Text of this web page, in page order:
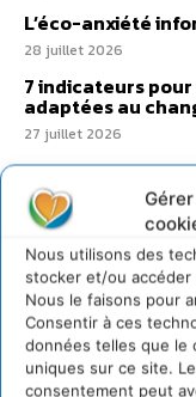
Nous utilisons des
stocker et/ou accéder
Nous le faisons pour
Consentir à ces
données telles que le
uniques sur ce site.
consentement peut
L’éco-anxiété
28 juillet 2026
7 indicateurs
adaptées au
27 juillet 2026